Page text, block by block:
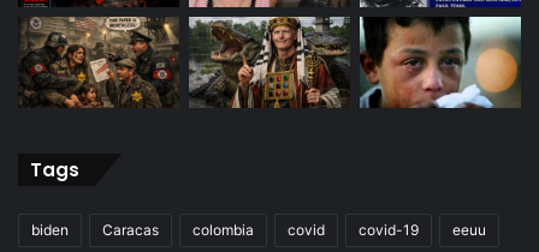
Tags
biden Caracas colombia covid covid-19 eeuu